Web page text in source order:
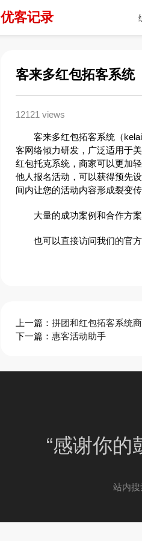
优客记录
客来多红包拓客系统
12121 views
客来多红包拓客系统（
客网络倾力研发，广泛适用于
红包托克系统，商家可以更加
他人报名活动，可以获得预先
间内让您的活动内容形成裂变传
大量的成功案例和合作方
也可以直接访问我们的官
上一篇： 拼团和红包拓客系统
下一篇： 惠客活动助手
“感谢你的
站内搜